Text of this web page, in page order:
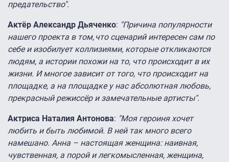
предательство".
Актёр Александр Дьяченко: "Причина популярности
нашего проекта в том, что сценарий интересен сам по
себе и изобилует коллизиями, которые откликаются
людям, а истории похожи на то, что происходит в их
жизни. И многое зависит от того, что происходит на
площадке, а на площадке у нас абсолютная любовь,
прекрасный режиссёр и замечательные артисты".
Актриса Наталия Антонова: "Моя героиня хочет
любить и быть любимой. В ней так много всего
намешано. Анна – настоящая женщина: наивная,
чувственная, а порой и легкомысленная, женщина,